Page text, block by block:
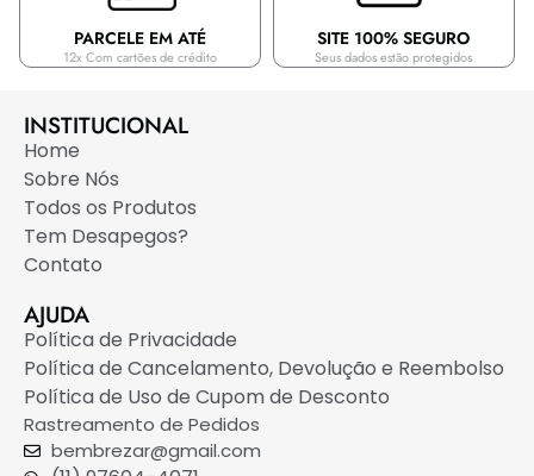
PARCELE EM ATÉ
12x Com cartões de crédito
SITE 100% SEGURO
Seus dados estão protegidos
INSTITUCIONAL
Home
Sobre Nós
Todos os Produtos
Tem Desapegos?
Contato
AJUDA
Política de Privacidade
Política de Cancelamento, Devolução e Reembolso
Política de Uso de Cupom de Desconto
Rastreamento de Pedidos
bembrezar@gmail.com